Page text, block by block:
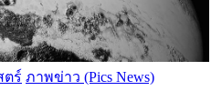
ตร์ ภาพข่าว (Pics News)